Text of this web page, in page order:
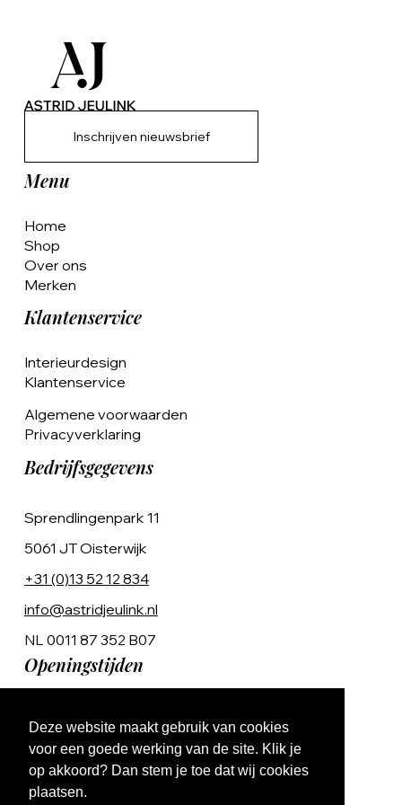
Deze website maakt gebruik van cookies
voor een goede werking van de site. Klik je
op akkoord? Dan stem je toe dat wij cookies
plaatsen.
Inschrijven nieuwsbrief
Menu
Home
Shop
Over ons
Merken
Klantenservice
Interieurdesign
Klantenservice
Algemene voorwaarden
Privacyverklaring
Bedrijfsgegevens
Sprendlingenpark 11
5061 JT Oisterwijk
+31 (0)13 52 12 834
info@astridjeulink.nl
NL 0011 87 352 B07
Openingstijden
Ma t/m Vr 9:00 - 17:00